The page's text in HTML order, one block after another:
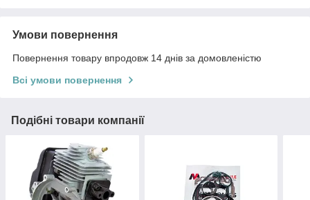
Умови повернення
Повернення товару впродовж 14 днів за домовленістю
Всі умови повернення
Подібні товари компанії